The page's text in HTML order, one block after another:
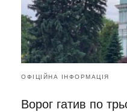
ОФІЦІЙНА ІНФОРМАЦІЯ
Ворог гатив по